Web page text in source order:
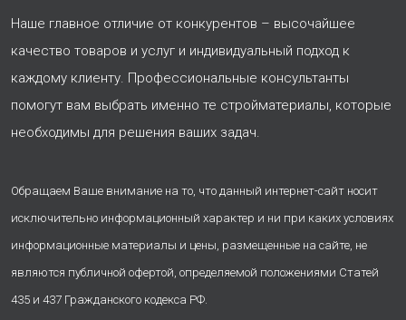
Наше главное отличие от конкурентов – высочайшее
качество товаров и услуг и индивидуальный подход к
каждому клиенту. Профессиональные консультанты
помогут вам выбрать именно те стройматериалы, которые
необходимы для решения ваших задач.
Обращаем Ваше внимание на то, что данный интернет-сайт носит
исключительно информационный характер и ни при каких условиях
информационные материалы и цены, размещенные на сайте, не
являются публичной офертой, определяемой положениями Статей
435 и 437 Гражданского кодекса РФ.